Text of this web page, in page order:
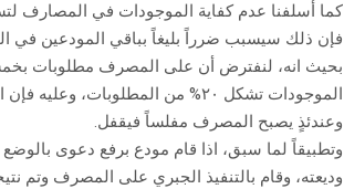
كما أسلفنا عدم كفاية الموجودات في المصارف
فإن ذلك سيسبب ضرراً بليغاً بباقي المودعين في
بحيث انه، لنفترض أن على المصرف مطلوبات
وعندئذٍ يصبح المصرف مفلساً فيقفل.
وتطبيقاً لما سبق، اذا قام مودع برفع دعوى
وديعته، وقام بالتنفيذ الجبري على المصرف وتم